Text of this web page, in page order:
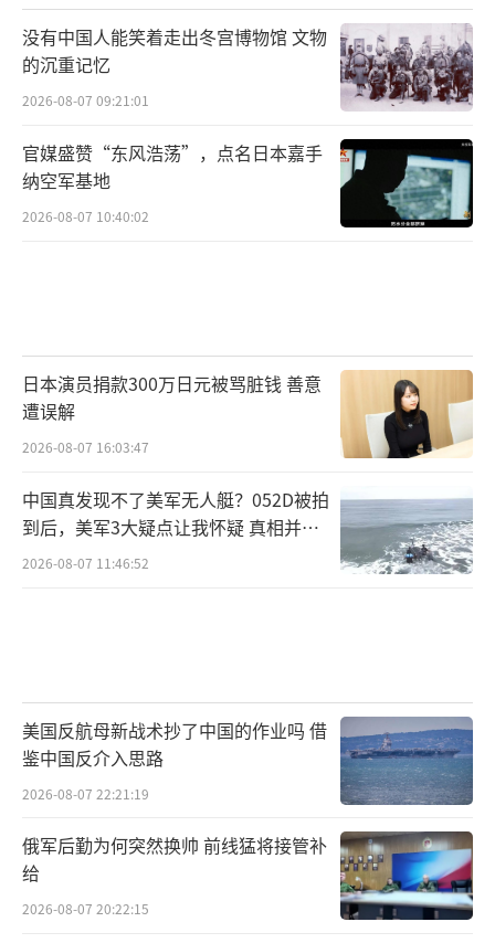
没有中国人能笑着走出冬宫博物馆 文物
的沉重记忆
2026-08-07 09:21:01
官媒盛赞“东风浩荡”，点名日本嘉手
纳空军基地
2026-08-07 10:40:02
日本演员捐款300万日元被骂脏钱 善意
遭误解
2026-08-07 16:03:47
中国真发现不了美军无人艇？052D被拍
到后，美军3大疑点让我怀疑 真相并非
如此
2026-08-07 11:46:52
美国反航母新战术抄了中国的作业吗 借
鉴中国反介入思路
2026-08-07 22:21:19
俄军后勤为何突然换帅 前线猛将接管补
给
2026-08-07 20:22:15